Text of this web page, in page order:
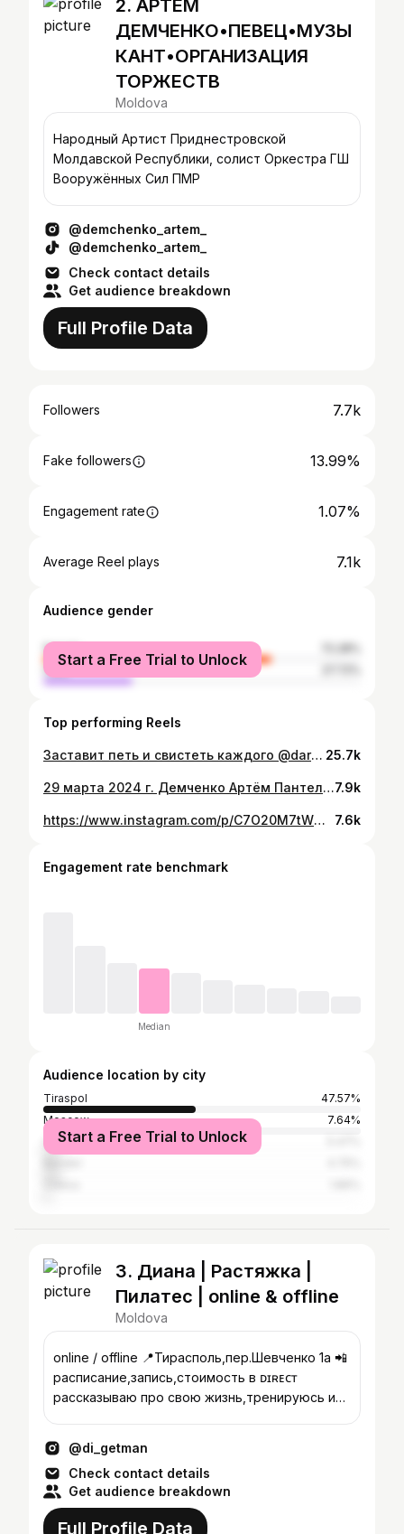
2. АРТЁМ
ДЕМЧЕНКО•ПЕВЕЦ•МУЗЫ
КАНТ•ОРГАНИЗАЦИЯ
ТОРЖЕСТВ
Moldova
Народный Артист Приднестровской
Молдавской Республики, солист Оркестра ГШ
Вооружённых Сил ПМР
@demchenko_artem_
@demchenko_artem_
Check contact details
Get audience breakdown
Full Profile Data
Followers 7.7k
Fake followers 13.99%
Engagement rate 1.07%
Average Reel plays 7.1k
Audience gender
female
male
Start a Free Trial to Unlock
Top performing Reels
Заставит петь и свистеть каждого @dariya.pamucciu 😂🔥🔥🔥 25.7k
29 марта 2024 г. Демченко Артём Пантелеевич удостоен званием «Народный Артист » Приднестровья #тирасполь #твпмр #бендеры #музыкант7.9k
https://www.instagram.com/p/C7O20M7tWMO/ 7.6k
Engagement rate benchmark
Median
Audience location by city
Tiraspol
47.57%
Moscow
7.64%
Chișinău
Start a Free Trial to Unlock
3. Диана | Растяжка |
Пилатес | online & offline
Moldova
online / offline 📍Тирасполь,пер.Шевченко 1а 📲
расписание,запись,стоимость в ᴅɪʀᴇᴄᴛ ⠀
рассказываю про свою жизнь,тренируюсь и
@di_getman
Check contact details
Get audience breakdown
Full Profile Data